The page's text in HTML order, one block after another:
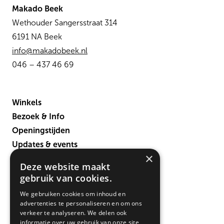
Makado Beek
Wethouder Sangersstraat 314
6191 NA Beek
info@makadobeek.nl
046 – 437 46 69
Winkels
Bezoek & Info
Openingstijden
Updates & events
Contact
×
Deze website maakt
gebruik van cookies.
We gebruiken cookies om inhoud en
advertenties te personaliseren en om ons
verkeer te analyseren. We delen ook
informatie over uw gebruik van onze site